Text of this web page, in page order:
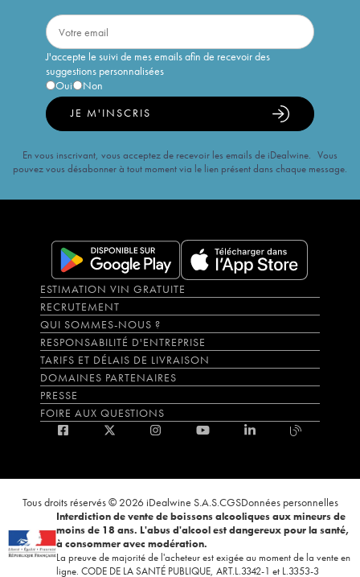
J'accepte le suivi de mes emails afin de recevoir des
suggestions personnalisées
Oui
Non
JE M'INSCRIS
En vous inscrivant, vous acceptez de recevoir les emails de iDealwine. Vous
pouvez vous désabonner à tout moment via le lien présent dans chaque message.
ESTIMATION VIN GRATUITE
RECRUTEMENT
QUI SOMMES-NOUS ?
RESPONSABILITÉ D'ENTREPRISE
TARIFS ET DÉLAIS DE LIVRAISON
DOMAINES PARTENAIRES
PRESSE
FOIRE AUX QUESTIONS
Tous droits réservés © 2026 iDealwine S.A.S.CGSDonnées personnelles
Interdiction de vente de boissons alcooliques aux mineurs de
moins de 18 ans. L'abus d'alcool est dangereux pour la santé,
à consommer avec modération.
La preuve de majorité de l'acheteur est exigée au moment de la vente en
ligne. CODE DE LA SANTÉ PUBLIQUE, ART.L.3342-1 et L.3353-3